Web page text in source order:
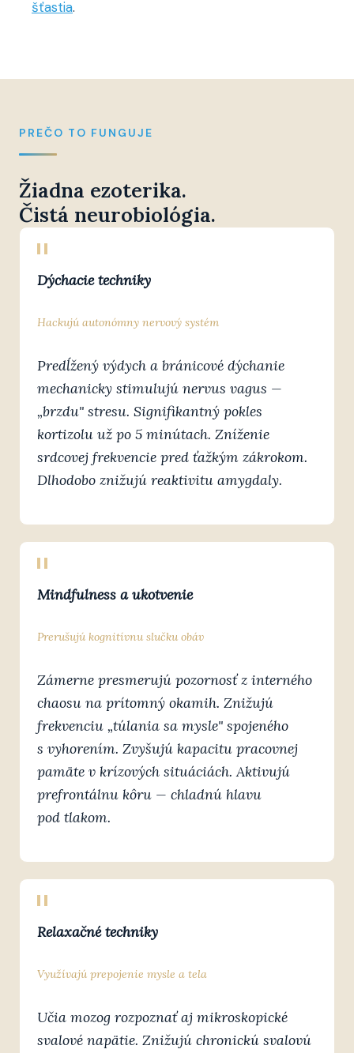
šťastia.
PREČO TO FUNGUJE
Žiadna ezoterika.
Čistá neurobiológia.
Dýchacie techniky
Hackujú autonómny nervový systém
Predĺžený výdych a bránicové dýchanie
mechanicky stimulujú nervus vagus —
„brzdu" stresu. Signifikantný pokles
kortizolu už po 5 minútach. Zníženie
srdcovej frekvencie pred ťažkým zákrokom.
Dlhodobo znižujú reaktivitu amygdaly.
Mindfulness a ukotvenie
Prerušujú kognitívnu slučku obáv
Zámerne presmerujú pozornosť z interného
chaosu na prítomný okamih. Znižujú
frekvenciu „túlania sa mysle" spojeného
s vyhorením. Zvyšujú kapacitu pracovnej
pamäte v krízových situáciách. Aktivujú
prefrontálnu kôru — chladnú hlavu
pod tlakom.
Relaxačné techniky
Využívajú prepojenie mysle a tela
Učia mozog rozpoznať aj mikroskopické
svalové napätie. Znižujú chronickú svalovú